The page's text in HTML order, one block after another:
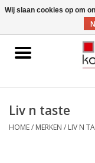
Home
Gadgets
Liv n taste
HOME/ MERKEN / LIV N
Wij slaan cookies op om